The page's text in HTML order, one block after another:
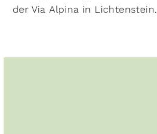
der Via Alpina in Lichtenstein.